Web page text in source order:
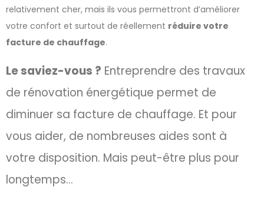
relativement cher, mais ils vous permettront d’améliorer
votre confort et surtout de réellement réduire votre
facture de chauffage.
Le saviez-vous ? Entreprendre des travaux
de rénovation énergétique permet de
diminuer sa facture de chauffage. Et pour
vous aider, de nombreuses aides sont à
votre disposition. Mais peut-être plus pour
longtemps…